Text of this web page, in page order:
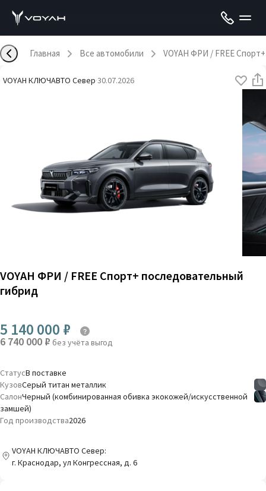
Главная Все автомобили VOYAH ФРИ / FREE
VOYAH КЛЮЧАВТО Север·30.07.2026
VOYAH ФРИ / FREE Спорт+ последовательный
гибрид
5 140 000 ₽
6 740 000 ₽ без учёта выгод
СтатусВ поставке
КузовСерый титан металлик
СалонЧерный (комбинированная обивка экокожей/искусственной
замшей)
Год производства2026
VOYAH КЛЮЧАВТО Север:
г. Краснодар, ул Конгрессная, д. 6